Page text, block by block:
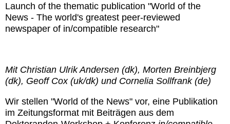
Launch of the thematic publication "World of the
News - The world's greatest peer-reviewed
newspaper of in/compatible research"
Mit Christian Ulrik Andersen (dk), Morten Breinbjerg
(dk), Geoff Cox (uk/dk) und Cornelia Sollfrank (de)
Wir stellen "World of the News" vor, eine Publikation
im Zeitungsformat mit Beiträgen aus dem